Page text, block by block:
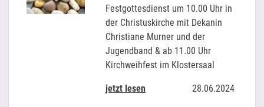
Festgottesdienst um 10.00 Uhr in
der Christuskirche mit Dekanin
Christiane Murner und der
Jugendband & ab 11.00 Uhr
Kirchweihfest im Klostersaal
jetzt lesen 28.06.2024